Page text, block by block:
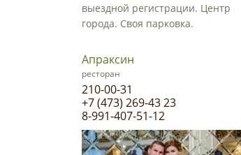
выездной регистрации. Центр
города. Своя парковка.
Апраксин
ресторан
210-00-31
+7 (473) 269-43 23
8-991-407-51-12